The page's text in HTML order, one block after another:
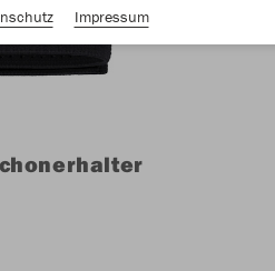
Impressum